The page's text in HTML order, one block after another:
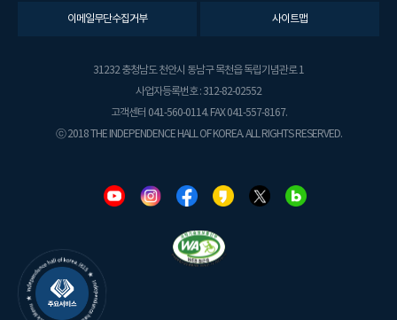
이메일무단수집거부 사이트맵
31232 충청남도 천안시 동남구 목천읍 독립기념관로 1
사업자등록번호 : 312-82-02552
고객센터 041-560-0114. FAX 041-557-8167.
ⓒ 2018 THE INDEPENDENCE HALL OF KOREA. ALL RIGHTS RESERVED.